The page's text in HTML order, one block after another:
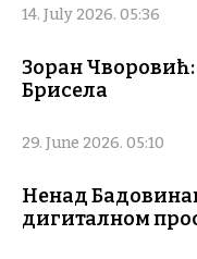
14. July 2026. 05:36
Зоран
Брисела
29. June 2026. 05:10
Ненад
дигиталном